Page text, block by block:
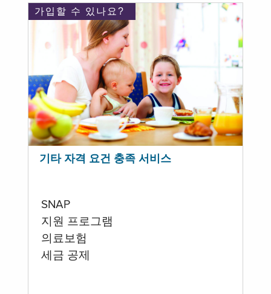
가입할 수 있나요?
기타 자격 요건 충족 서비스
SNAP
지원 프로그램
의료보험
세금 공제